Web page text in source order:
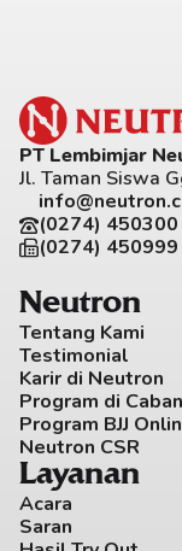
PT Lembimjar
Jl. Taman Siswa
(0274)
(0274) 450999
Neutron
Tentang Kami
Testimonial
Karir di Neutron
Program di
Program BJJ
Neutron CSR
Layanan
Acara
Saran